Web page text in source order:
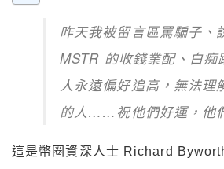
昨天我被留言區罵騙子、
MSTR 的收錢業配、白痴
人永遠偏好追高，無法理
的人……祝他們好運，他
這是幣圈資深人士 Richard